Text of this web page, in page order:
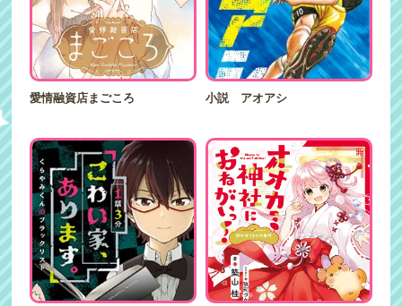
愛情融資店まごころ 小説 アオアシ